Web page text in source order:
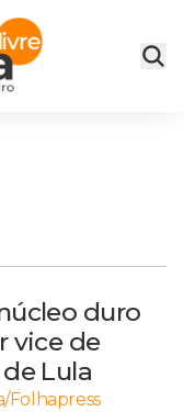
duro
vice de
Lula
Folhapress